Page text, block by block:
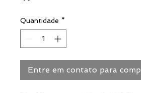
Quantidade *
Entre em contato para comprar